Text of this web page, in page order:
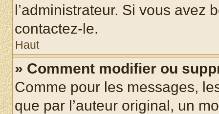
l’administrateur. Si vous avez
contactez-le.
Haut
» Comment modifier ou
Comme pour les messages,
que par l’auteur original, un